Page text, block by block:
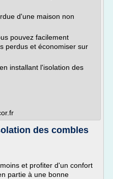
d'une maison non
pouvez facilement
perdus et économiser sur
installant l'isolation des
des combles
et profiter d'un confort
partie à une bonne